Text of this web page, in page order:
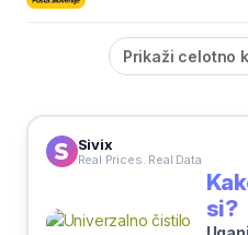
Prikaži celotno
Sivix
Real Prices. Real Data
si?